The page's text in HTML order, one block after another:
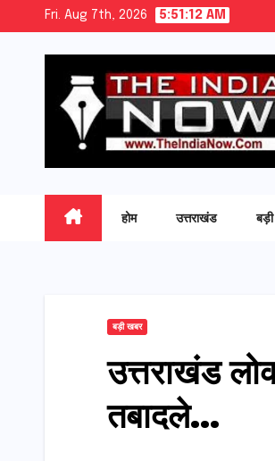
Fri. Aug 7th, 2026 5:51:13 AM
होम उत्तराखंड
बड़ी खबर
उत्तराखंड
तबादले…